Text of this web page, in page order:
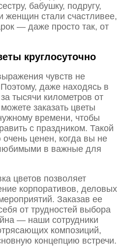
бабушку, подругу,
женщин стали счастливее,
— даже просто так, от
круглосуточно
чувств не
даже находясь в
тысячи километров от
заказать цветы
времени, чтобы
с праздником. Такой
очень ценен, когда вы не
в важные для
цветов позволяет
корпоративов, деловых
Заказав ее
от трудностей выбора
— наши сотрудники
композиций,
концепцию встречи.